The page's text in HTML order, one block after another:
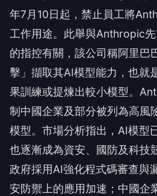
年7月10日起，禁止員工將
工作用途。此舉與Anthropic
的指控有關，該公司稱阿里巴
擊」擷取其AI模型能力，也就
果訓練或提煉出較小模型。
制中國企業及部分被列為高風
模型。市場分析指出，AI模型
也逐漸成為資安、國防及科技
政府採用AI強化程式碼審查與
安防禦上的應用加速；中國企